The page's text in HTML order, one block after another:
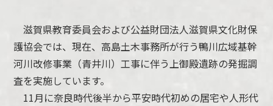
滋賀県教育委員会および公益財団法人滋賀県文化財保
護協会では、現在、高島土木事務所が行う鴨川広域基幹
河川改修事業（青井川）工事に伴う上御殿遺跡の発掘調
査を実施しています。
11月に奈良時代後半から平安時代初めの居宅や人形代